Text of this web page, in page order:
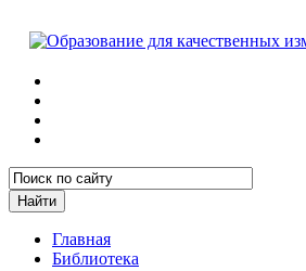
Главная
Библиотека